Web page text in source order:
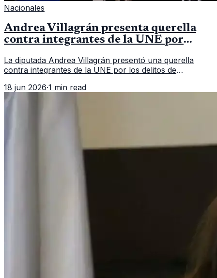
Nacionales
Andrea Villagrán presenta querella
contra integrantes de la UNE por
La diputada Andrea Villagrán presentó una querella
contra integrantes de la UNE por los delitos de
18 jun 2026·1 min read